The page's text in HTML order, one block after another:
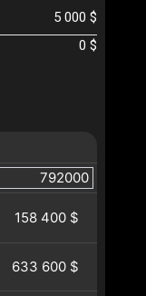
158 400 $
633 600 $
5 000 $
0 $